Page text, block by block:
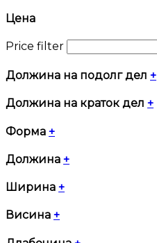
Цена
Price filter
Должина на подолг дел +
Должина на краток дел +
Форма +
Должина +
Ширина +
Висина +